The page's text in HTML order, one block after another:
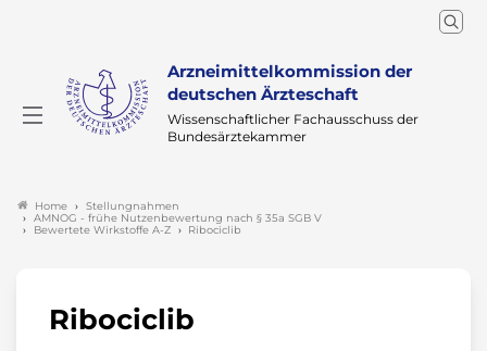
Arzneimittelkommission der
deutschen Ärzteschaft
Wissenschaftlicher Fachausschuss der
Bundesärztekammer
Home
Stellungnahmen
AMNOG - frühe Nutzenbewertung nach § 35a SGB V
Bewertete Wirkstoffe A-Z
Ribociclib
Ribociclib